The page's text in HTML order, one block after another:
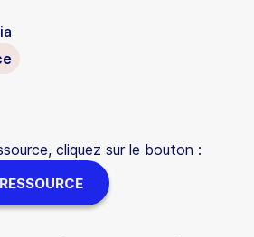
cliquez sur le bouton :